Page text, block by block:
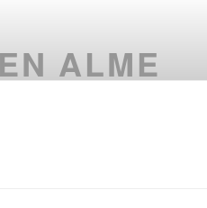
ALME